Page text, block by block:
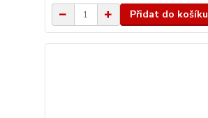
Přidat do košíku